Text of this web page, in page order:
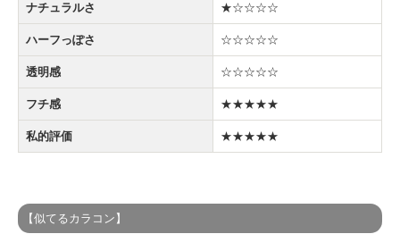
ナチュラルさ ★☆☆☆☆
ハーフっぽさ ☆☆☆☆☆
透明感 ☆☆☆☆☆
フチ感 ★★★★★
私的評価 ★★★★★
【似てるカラコン】